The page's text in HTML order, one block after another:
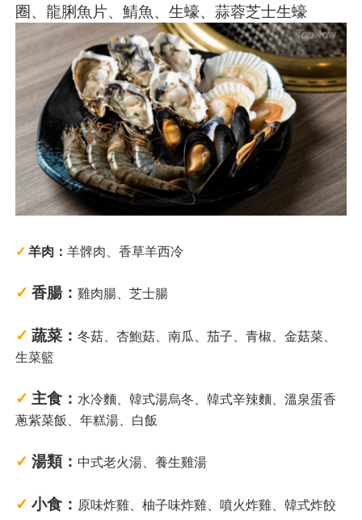
圈、龍脷魚片、鯖魚、生蠔、蒜蓉芝士生蠔
✓ 羊肉：羊髀肉、香草羊西冷
✓ 香腸：雞肉腸、芝士腸
✓ 蔬菜：冬菇、杏鮑菇、南瓜、茄子、青椒、金菇菜、
生菜籃
✓ 主食： 水冷麵、韓式湯烏冬、韓式辛辣麵、溫泉蛋香
蔥紫菜飯、年糕湯、白飯
✓ 湯類： 中式老火湯、養生雞湯
✓ 小食： 原味炸雞、柚子味炸雞、噴火炸雞、韓式炸餃